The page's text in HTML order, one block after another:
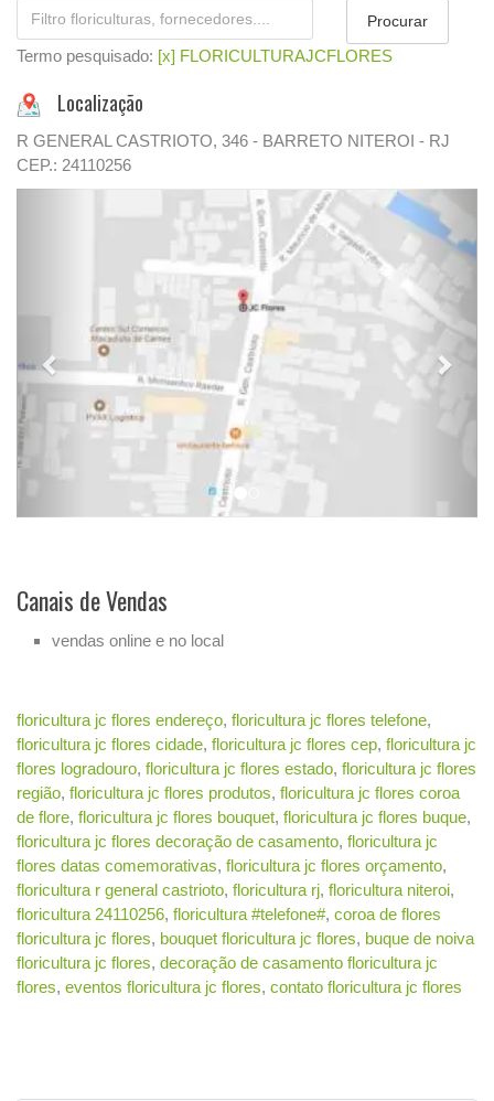
Termo pesquisado: [x] FLORICULTURAJCFLORES
Localização
R GENERAL CASTRIOTO, 346 - BARRETO NITEROI - RJ
CEP.: 24110256
Canais de Vendas
vendas online e no local
floricultura jc flores endereço, floricultura jc flores telefone,
floricultura jc flores cidade, floricultura jc flores cep, floricultura jc
flores logradouro, floricultura jc flores estado, floricultura jc flores
região, floricultura jc flores produtos, floricultura jc flores coroa
de flore, floricultura jc flores bouquet, floricultura jc flores buque,
floricultura jc flores decoração de casamento, floricultura jc
flores datas comemorativas, floricultura jc flores orçamento,
floricultura r general castrioto, floricultura rj, floricultura niteroi,
floricultura 24110256, floricultura #telefone#, coroa de flores
floricultura jc flores, bouquet floricultura jc flores, buque de noiva
floricultura jc flores, decoração de casamento floricultura jc
flores, eventos floricultura jc flores, contato floricultura jc flores